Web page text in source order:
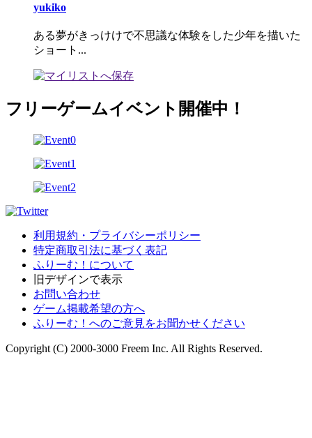
yukiko
ある夢がきっけけで不思議な体験をした少年を描いた
ショート...
フリーゲームイベント開催中！
利用規約・プライバシーポリシー
特定商取引法に基づく表記
ふりーむ！について
旧デザインで表示
お問い合わせ
ゲーム掲載希望の方へ
ふりーむ！へのご意見をお聞かせください
Copyright (C) 2000-3000 Freem Inc. All Rights Reserved.